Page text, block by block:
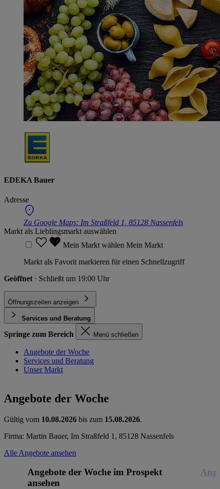
EDEKA Bauer
Adresse
Zu Google Maps: Im Straßfeld 1, 85128 Nassenfels
Markt als Lieblingsmarkt auswählen
Mein Markt wählen Mein Markt
Markt als Favorit markieren für einen Schnellzugriff
Geöffnet · Schließt um 19:00 Uhr
Öffnungszeiten anzeigen
Services und Beratung
Springe zum Bereich Menü schließen
Angebote der Woche
Services und Beratung
Unser Markt
Angebote der Woche
Gültig vom 10.08.2026 bis zum 15.08.2026.
Firma: Martin Bauer, Im Straßfeld 1, 85128 Nassenfels
Alle Angebote ansehen
Angebote der Woche im Prospekt
ansehen